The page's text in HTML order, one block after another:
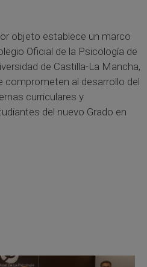
objeto establece un marco
Oficial de la Psicología de
de Castilla-La Mancha,
comprometen al desarrollo del
curriculares y
del nuevo Grado en